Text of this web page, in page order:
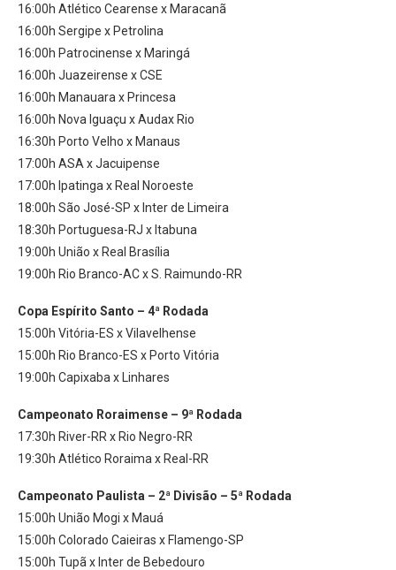
16:00h Atlético Cearense x Maracanã
16:00h Sergipe x Petrolina
16:00h Patrocinense x Maringá
16:00h Juazeirense x CSE
16:00h Manauara x Princesa
16:00h Nova Iguaçu x Audax Rio
16:30h Porto Velho x Manaus
17:00h ASA x Jacuipense
17:00h Ipatinga x Real Noroeste
18:00h São José-SP x Inter de Limeira
18:30h Portuguesa-RJ x Itabuna
19:00h União x Real Brasília
19:00h Rio Branco-AC x S. Raimundo-RR
Copa Espírito Santo – 4ª Rodada
15:00h Vitória-ES x Vilavelhense
15:00h Rio Branco-ES x Porto Vitória
19:00h Capixaba x Linhares
Campeonato Roraimense – 9ª Rodada
17:30h River-RR x Rio Negro-RR
19:30h Atlético Roraima x Real-RR
Campeonato Paulista – 2ª Divisão – 5ª Rodada
15:00h União Mogi x Mauá
15:00h Colorado Caieiras x Flamengo-SP
15:00h Tupã x Inter de Bebedouro